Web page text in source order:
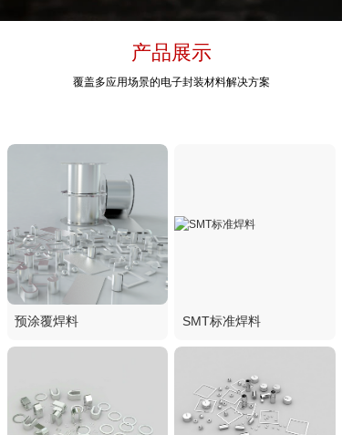
产品展示
覆盖多应用场景的电子封装材料解决方案
预涂覆焊料 SMT标准焊料